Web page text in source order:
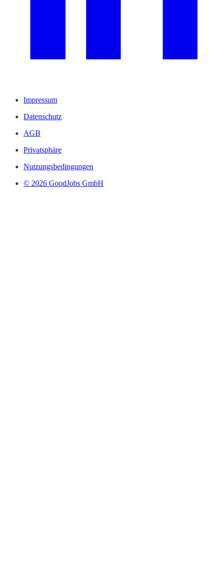
Impressum
Datenschutz
AGB
Privatsphäre
Nutzungsbedingungen
© 2026 GoodJobs GmbH